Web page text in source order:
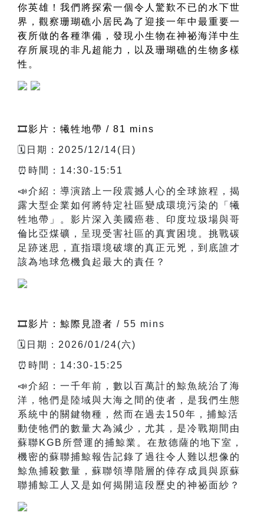
你英雄！我們將探索一個令人驚歎不已的水下世
界，觀察珊瑚礁小居民為了迎接一年中最重要一
夜所做的各種準備，發現小生物在神祕海洋中生
存所展現的非凡超能力，以及珊瑚礁的生物多樣
性。
🎞️影片：犧牲地帶 / 81 mins
🗓️日期：2025/12/14(日)
⏰時間：14:30-15:51
📣介紹：導演踏上一段震撼人心的全球旅程，揭
露大型企業如何將特定社區變成環境污染的「犧
牲地帶」。影片深入美國癌巷、印度垃圾場與哥
倫比亞煤礦，呈現受害社區的真實困境。挑戰碳
足跡迷思，直指環境破壞的真正元兇，到底誰才
該為地球危機負起最大的責任？
🎞️影片：鯨際見證者 / 55 mins
🗓️日期：2026/01/24(六)
⏰時間：14:30-15:25
📣介紹：一千年前，數以百萬計的鯨魚統治了海
洋，牠們是陸域與大海之間的使者，是我們生態
系統中的關鍵物種，然而在過去150年，捕鯨活
動使牠們的數量大為減少，尤其，是冷戰期間由
蘇聯KGB所營運的捕鯨業。在敖德薩的地下室，
機密的蘇聯捕鯨報告記錄了過往令人難以想像的
鯨魚捕殺數量，蘇聯領導階層的倖存成員與原蘇
聯捕鯨工人又是如何揭開這段歷史的神祕面紗？